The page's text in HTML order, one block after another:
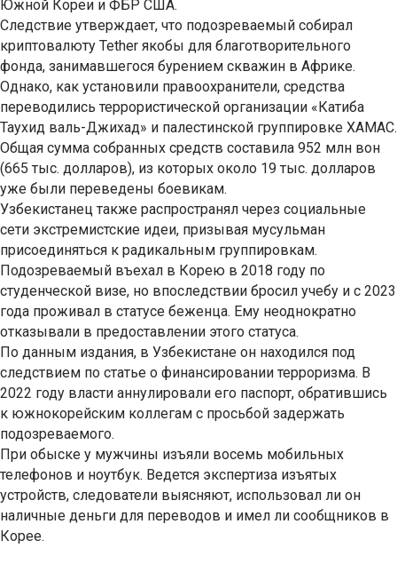
Южной Кореи и ФБР США.
Следствие утверждает, что подозреваемый собирал
криптовалюту Tether якобы для благотворительного
фонда, занимавшегося бурением скважин в Африке.
Однако, как установили правоохранители, средства
переводились террористической организации «Катиба
Таухид валь-Джихад» и палестинской группировке ХАМАС.
Общая сумма собранных средств составила 952 млн вон
(665 тыс. долларов), из которых около 19 тыс. долларов
уже были переведены боевикам.
Узбекистанец также распространял через социальные
сети экстремистские идеи, призывая мусульман
присоединяться к радикальным группировкам.
Подозреваемый въехал в Корею в 2018 году по
студенческой визе, но впоследствии бросил учебу и с 2023
года проживал в статусе беженца. Ему неоднократно
отказывали в предоставлении этого статуса.
По данным издания, в Узбекистане он находился под
следствием по статье о финансировании терроризма. В
2022 году власти аннулировали его паспорт, обратившись
к южнокорейским коллегам с просьбой задержать
подозреваемого.
При обыске у мужчины изъяли восемь мобильных
телефонов и ноутбук. Ведется экспертиза изъятых
устройств, следователи выясняют, использовал ли он
наличные деньги для переводов и имел ли сообщников в
Корее.